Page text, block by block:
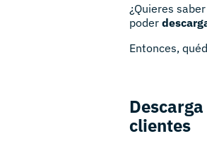
¿Quieres
poder
Entonces,
clientes